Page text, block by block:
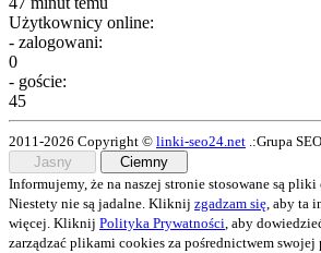
Użytkownicy online:
- zalogowani:
0
- goście:
45
2011-2026 Copyright © linki-seo24.net .:Grupa
Jasny
Ciemny
Informujemy, że na naszej stronie stosowane są
Niestety nie są jadalne. Kliknij zgadzam się, aby ta
więcej. Kliknij Polityka Prywatności, aby
zarządzać plikami cookies za pośrednictwem swojej